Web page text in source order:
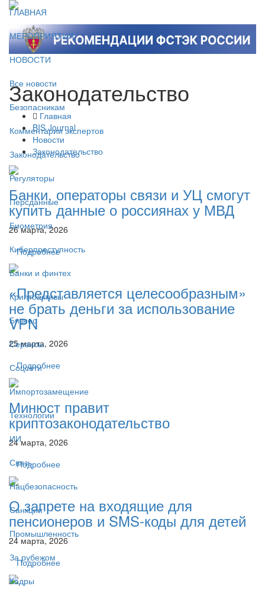
ГЛАВНАЯ
МЕРОПРИЯТИЯ
НОВОСТИ
Все новости
Безопасникам
Комментарии экспертов
Законодательство
Регуляторы
Персданные
Биометрия
Киберпреступность
Банки и финтех
Криптоактивы
Бизнес
Сервисы
Соцсети
Импортозамещение
Технологии
ИИ
Связь
Нацбезопасность
Санкции
Промышленность
За рубежом
Кадры
Законодательство
Главная
BIS Journal
Новости
Законодательство
Банки, операторы связи и УЦ смогут
купить данные о россиянах у МВД
26 марта, 2026
Подробнее
«Представляется целесообразным»
не брать деньги за использование
VPN
25 марта, 2026
Подробнее
Минюст правит
криптозаконодательство
24 марта, 2026
Подробнее
О запрете на входящие для
пенсионеров и SMS-коды для детей
24 марта, 2026
Подробнее